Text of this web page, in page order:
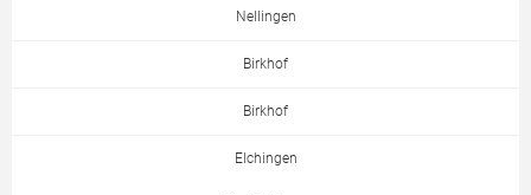
Nellingen
Birkhof
Birkhof
Elchingen